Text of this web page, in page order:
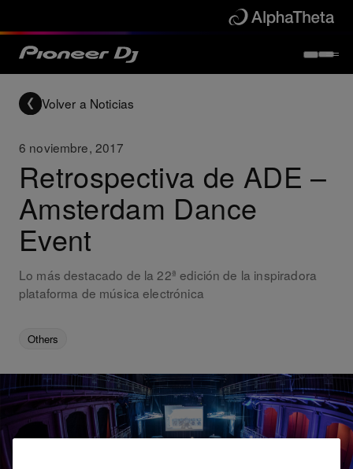
Volver a Noticias
6 noviembre, 2017
Retrospectiva de ADE –
Amsterdam Dance
Event
Lo más destacado de la 22ª edición de la inspiradora
plataforma de música electrónica
Others